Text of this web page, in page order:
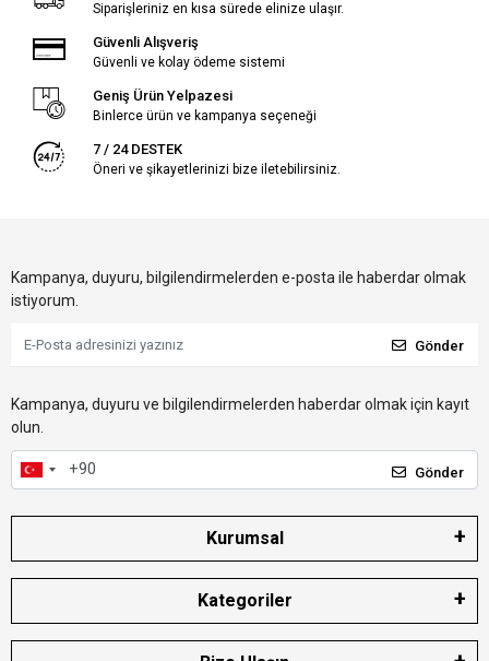
Siparişleriniz en kısa sürede elinize ulaşır.
Güvenli Alışveriş
Güvenli ve kolay ödeme sistemi
Geniş Ürün Yelpazesi
Binlerce ürün ve kampanya seçeneği
7 / 24 DESTEK
Öneri ve şikayetlerinizi bize iletebilirsiniz.
Kampanya, duyuru, bilgilendirmelerden e-posta ile haberdar olmak
istiyorum.
Gönder
Kampanya, duyuru ve bilgilendirmelerden haberdar olmak için kayıt
olun.
Gönder
Kurumsal
Kategoriler